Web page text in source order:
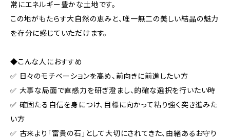
常にエネルギー豊かな土地です。
この地がもたらす大自然の恵みと、唯一無二の美しい結晶の魅力
を存分に感じていただけます。
◆こんな人におすすめ
✅ 日々のモチベーションを高め、前向きに前進したい方
✅ 大事な局面で直感力を研ぎ澄まし、的確な選択を行いたい時
✅ 確固たる自信を身につけ、目標に向かって粘り強く突き進みた
い方
✅ 古来より「富貴の石」として大切にされてきた、由緒あるお守り